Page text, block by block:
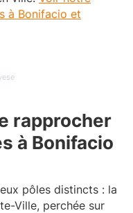
à Bonifacio et
rapprocher
à Bonifacio
pôles distincts : la
Ville, perchée sur